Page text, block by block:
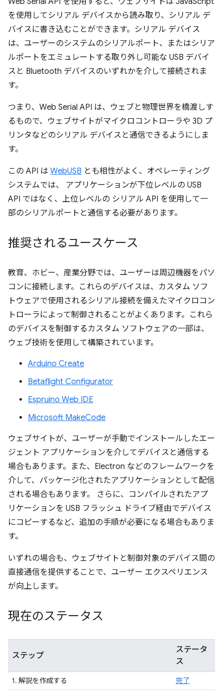
を使用してシリアル デバイスから読み取り、シリアル デ
バイスに書き込むことができます。シリアル デバイス
は、ユーザーのシステムのシリアルポート、またはシリア
ルポートをエミュレートする取り外し可能な USB デバイ
スと Bluetooth デバイスのいずれかを介して接続されま
す。
つまり、Web Serial API は、ウェブと物理世界を橋渡しす
るもので、ウェブサイトがマイクロコントローラや 3D プ
リンタなどのシリアル デバイスと通信できるようにしま
す。
この API は WebUSB とも相性がよく、オペレーティング
システムでは、 アプリケーションが下位レベルの USB
API ではなく、上位レベルの シリアル API を使用して一
部のシリアルポートと通信する必要があります。
推奨されるユースケース
教育、ホビー、産業分野では、ユーザーは周辺機器をパソ
コンに接続します。これらのデバイスは、カスタム ソフ
トウェアで使用されるシリアル接続を備えたマイクロコン
トローラによって制御されることがよくあります。これら
のデバイスを制御するカスタム ソフトウェアの一部は、
ウェブ技術を使用して構築されています。
Arduino Create
Betaflight Configurator
Espruino Web IDE
Microsoft MakeCode
ウェブサイトが、ユーザーが手動でインストールしたエー
ジェント アプリケーションを介してデバイスと通信する
場合もあります。また、Electron などのフレームワークを
介して、パッケージ化されたアプリケーションとして配信
される場合もあります。 さらに、コンパイルされたアプ
リケーションを USB フラッシュ ドライブ経由でデバイス
にコピーするなど、追加の手順が必要になる場合もありま
す。
いずれの場合も、ウェブサイトと制御対象のデバイス間の
直接通信を提供することで、ユーザー エクスペリエンス
が向上します。
現在のステータス
ステップ
ステータ
ス
1. 解説を作成する
完了